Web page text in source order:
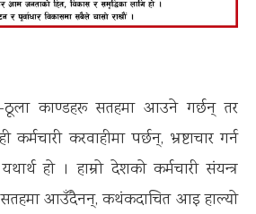
ठूला काण्डहरू सतहमा आउने गर्छन् तर
कर्मचारी करवाहीमा पर्छन्, भ्रष्टाचार गर्न
हो । हाम्रो देशको कर्मचारी संयन्त्र
सतहमा आउँदैनन्, कथंकदाचित आइ हाल्यो